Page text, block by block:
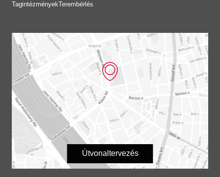
TagintézményekTerembérlés
Útvonaltervezés